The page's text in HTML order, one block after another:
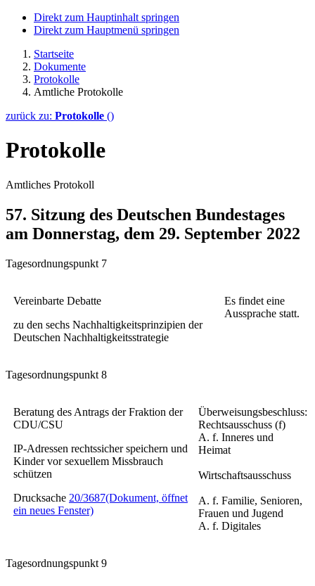
Direkt zum Hauptinhalt springen
Direkt zum Hauptmenü springen
Startseite
Dokumente
Protokolle
Amtliche Protokolle
zurück zu: Protokolle ()
Protokolle
Amtliches Protokoll
57. Sitzung des Deutschen Bundestages
am Donnerstag, dem 29. September 2022
Tagesordnungspunkt 7
Vereinbarte Debatte
zu den sechs Nachhaltigkeitsprinzipien der
Deutschen Nachhaltigkeitsstrategie
Es findet eine
Aussprache statt.
Tagesordnungspunkt 8
Beratung des Antrags der Fraktion der
CDU/CSU
IP-Adressen rechtssicher speichern und
Kinder vor sexuellem Missbrauch
schützen
Drucksache 20/3687(Dokument, öffnet
ein neues Fenster)
Überweisungsbeschluss:
Rechtsausschuss (f)
A. f. Inneres und
Heimat
Wirtschaftsausschuss
A. f. Familie, Senioren,
Frauen und Jugend
A. f. Digitales
Tagesordnungspunkt 9